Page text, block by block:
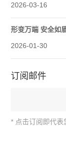
2026-03-16
形变万端 安全如
2026-01-30
订阅邮件
* 点击订阅即代表